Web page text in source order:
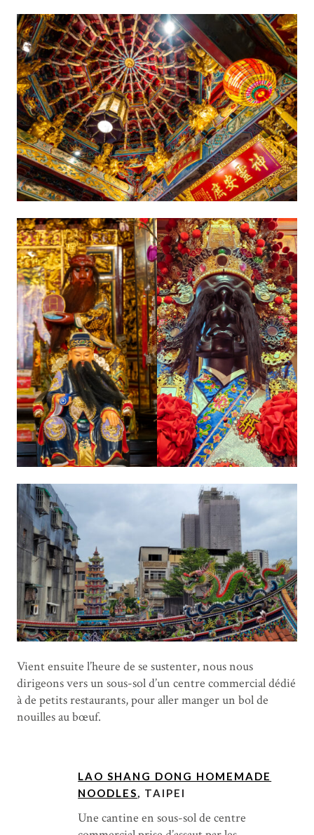
Vient ensuite l’heure de se sustenter, nous nous
dirigeons vers un sous-sol d’un centre commercial dédié
à de petits restaurants, pour aller manger un bol de
nouilles au bœuf.
LAO SHANG DONG HOMEMADE
NOODLES, TAIPEI
Une cantine en sous-sol de centre